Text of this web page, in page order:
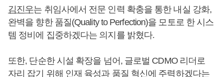
김진우는 취임사에서 전문 인력 확충을 통한 내실 강화,
완벽을 향한 품질(Quality to Perfection)을 모토로 한 시스
템 정비에 집중하겠다는 의지를 밝혔다.
또한, 단순한 시설 확장을 넘어, 글로벌 CDMO 리더로
자리 잡기 위해 인재 육성과 품질 혁신에 주력하겠다는